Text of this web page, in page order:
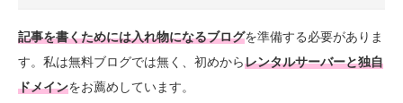
記事を書くためには入れ物になるブログを準備する必要がありま
す。私は無料ブログでは無く、初めからレンタルサーバーと独自
ドメインをお薦めしています。